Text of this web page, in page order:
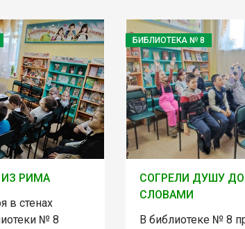
РИМА
в стенах
№ 8
БИБЛИОТЕКА № 8
СОГРЕЛИ ДУШУ
СЛОВАМИ
В библиотеке № 8